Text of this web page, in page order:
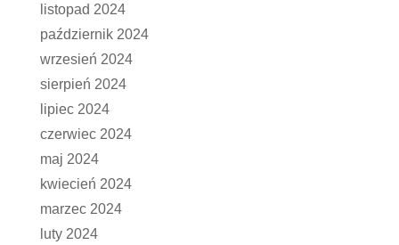
listopad 2024
październik 2024
wrzesień 2024
sierpień 2024
lipiec 2024
czerwiec 2024
maj 2024
kwiecień 2024
marzec 2024
luty 2024